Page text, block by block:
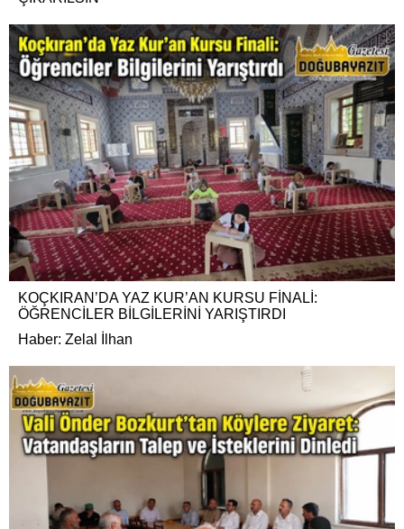
KOÇKIRAN’DA YAZ KUR’AN KURSU FİNALİ:
ÖĞRENCİLER BİLGİLERİNİ YARIŞTIRDI
Haber: Zelal İlhan